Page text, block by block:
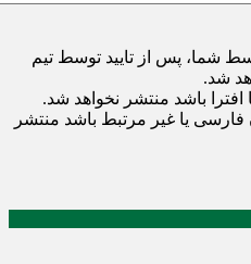
شما، پس از تایید توسط تیم
شد.
باشد منتشر نخواهد شد.
فارسی یا غیر مرتبط باشد منتشر